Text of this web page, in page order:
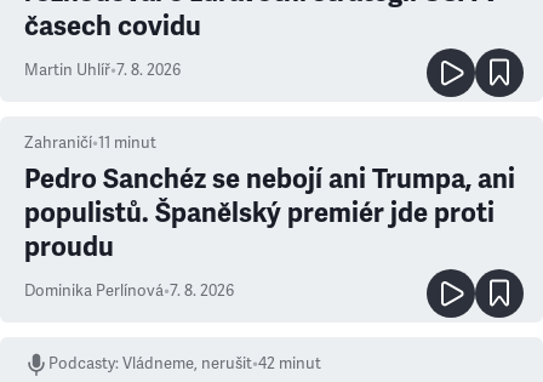
časech covidu
Martin Uhlíř•7. 8. 2026
Zahraničí•11 minut
Pedro Sanchéz se nebojí ani Trumpa, ani
populistů. Španělský premiér jde proti
proudu
Dominika Perlínová•7. 8. 2026
Podcasty:Vládneme, nerušit•42 minut